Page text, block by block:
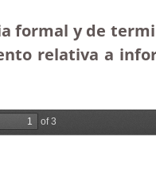
formal y de
relativa a